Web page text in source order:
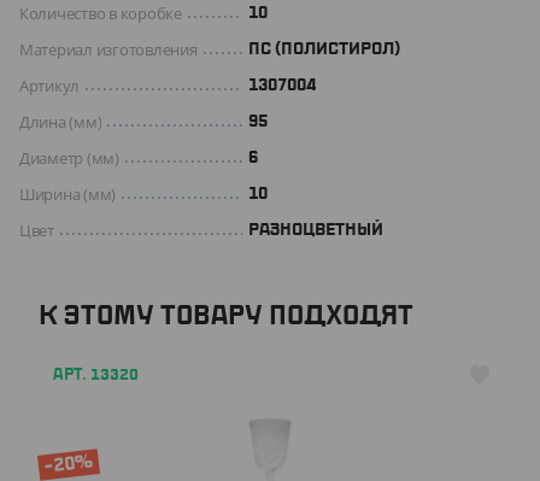
Количество в коробке 10
Материал изготовления ПС (ПОЛИСТИРОЛ)
Артикул 1307004
Длина (мм) 95
Диаметр (мм) 6
Ширина (мм) 10
Цвет РАЗНОЦВЕТНЫЙ
К ЭТОМУ ТОВАРУ ПОДХОДЯТ
АРТ. 13320
-20%